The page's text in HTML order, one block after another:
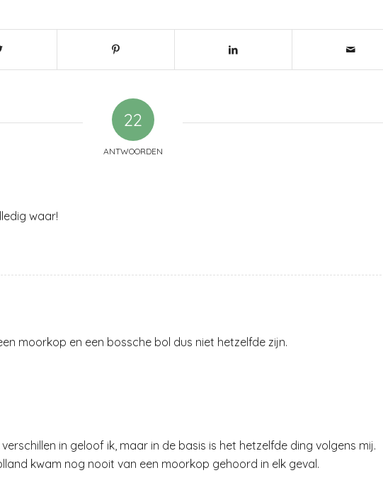
22
ANTWOORDEN
waar!
moorkop en een bossche bol dus niet hetzelfde zijn.
in geloof ik, maar in de basis is het hetzelfde ding volgens mij.
kwam nog nooit van een moorkop gehoord in elk geval.